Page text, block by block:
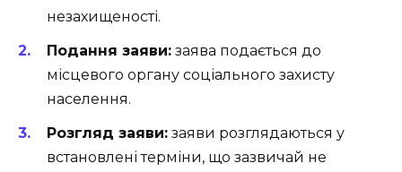
незахищеності.
Подання заяви: заява подається до
місцевого органу соціального захисту
населення.
Розгляд заяви: заяви розглядаються у
встановлені терміни, що зазвичай не